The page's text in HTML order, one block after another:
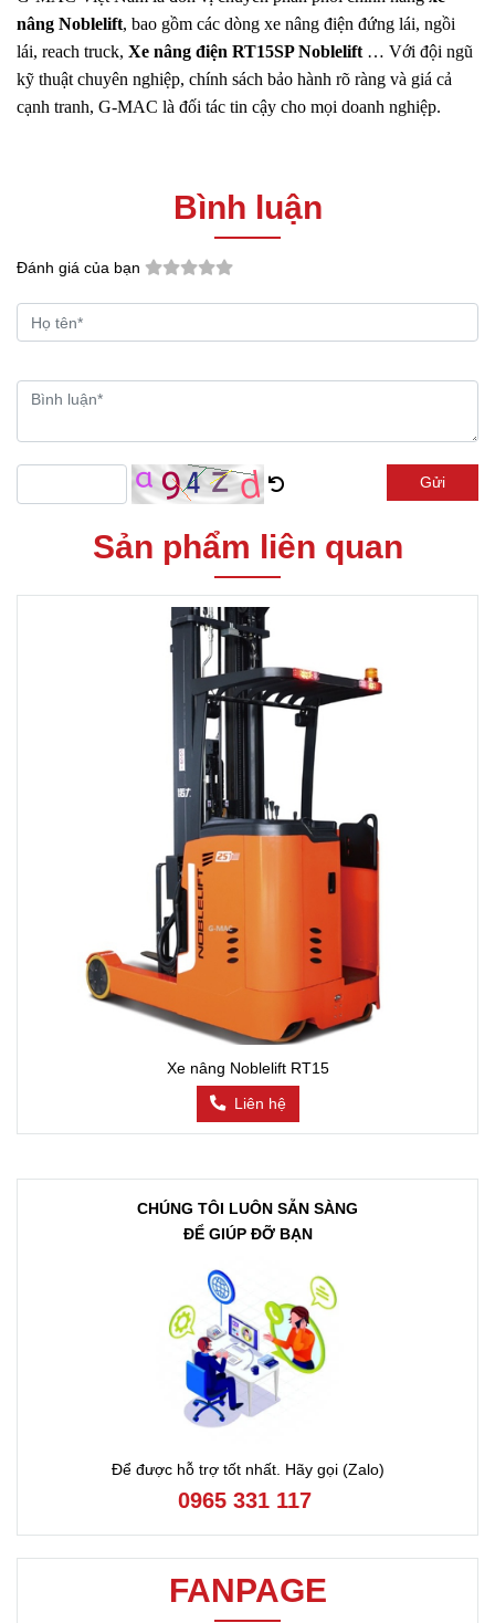
nâng Noblelift, bao gồm các dòng xe nâng điện đứng lái, ngồi
lái, reach truck, Xe nâng điện RT15SP Noblelift … Với đội ngũ
kỹ thuật chuyên nghiệp, chính sách bảo hành rõ ràng và giá cả
cạnh tranh, G-MAC là đối tác tin cậy cho mọi doanh nghiệp.
Bình luận
Đánh giá của bạn
Gửi
Sản phẩm liên quan
Xe nâng Noblelift RT15
Liên hệ
CHÚNG TÔI LUÔN SẴN SÀNG
ĐỂ GIÚP ĐỠ BẠN
Để được hỗ trợ tốt nhất. Hãy gọi (Zalo)
0965 331 117
FANPAGE